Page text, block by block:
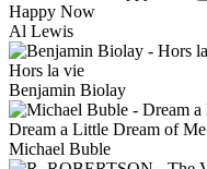
Happy Now
Al Lewis
Hors la vie
Benjamin Biolay
Dream a Little Dream of Me
Michael Buble